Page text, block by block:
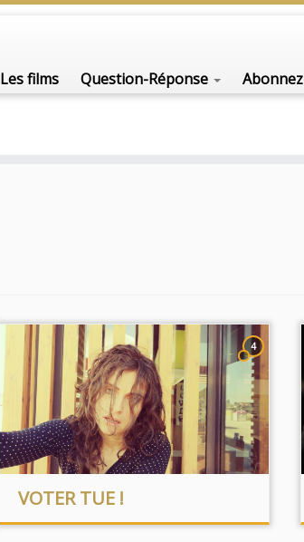
Les films Question-Réponse
4
VOTER TUE !